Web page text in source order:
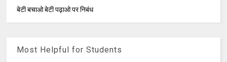
बेटी बचाओ बेटी पढ़ाओ पर निबंध
Most Helpful for Students